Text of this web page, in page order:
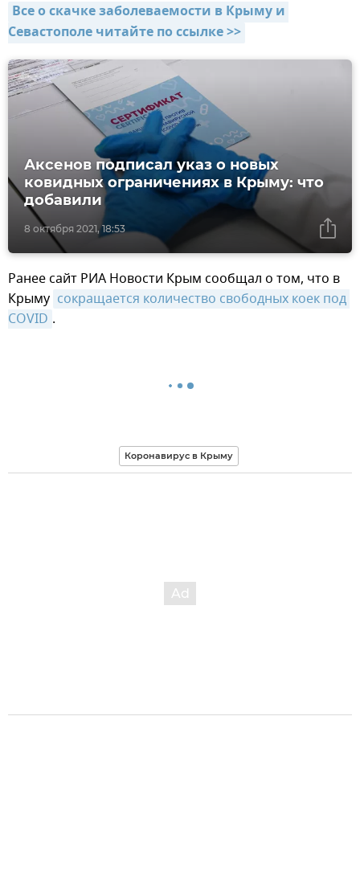
Все о скачке заболеваемости в Крыму и
Севастополе читайте по ссылке >>
8 октября 2021, 18:53
Аксенов подписал указ о новых
ковидных ограничениях в Крыму: что
добавили
Ранее сайт РИА Новости Крым сообщал о том, что в
Крыму сокращается количество свободных коек под
COVID .
Коронавирус в Крыму